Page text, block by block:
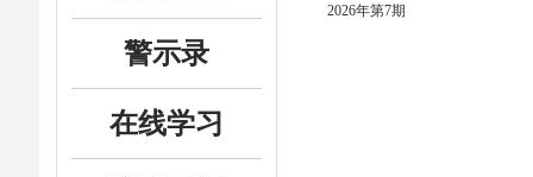
警示录
在线学习
2026年第7期